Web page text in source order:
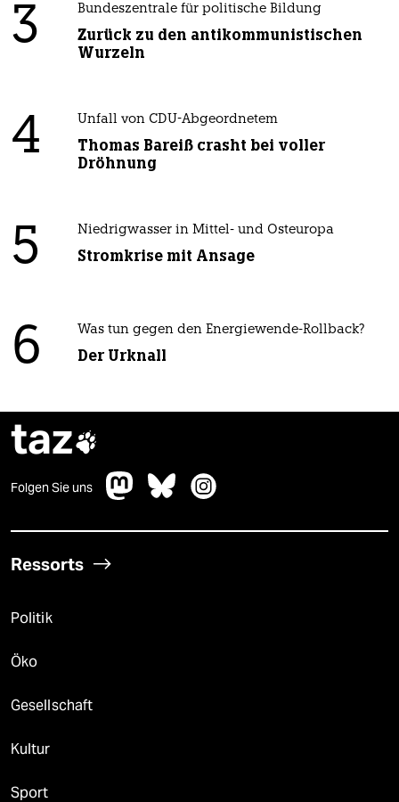
3 Bundeszentrale für politische Bildung
Zurück zu den antikommunistischen
Wurzeln
4 Unfall von CDU-Abgeordnetem
Thomas Bareiß crasht bei voller
Dröhnung
5 Niedrigwasser in Mittel- und Osteuropa
Stromkrise mit Ansage
6 Was tun gegen den Energiewende-Rollback?
Der Urknall
taz
Folgen Sie uns
Ressorts
Politik
Öko
Gesellschaft
Kultur
Sport